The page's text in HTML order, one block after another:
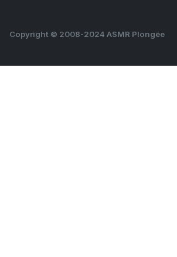
Copyright © 2008-2024 ASMR Plongée